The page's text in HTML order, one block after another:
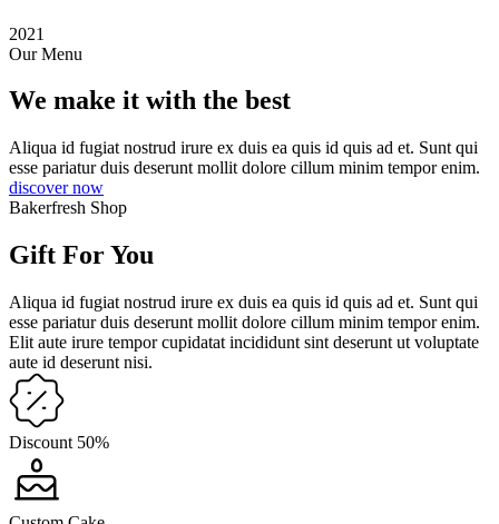
2021
Our Menu
We make it with the best
Aliqua id fugiat nostrud irure ex duis ea quis id quis ad et. Sunt qui
esse pariatur duis deserunt mollit dolore cillum minim tempor enim.
discover now
Bakerfresh Shop
Gift For You
Aliqua id fugiat nostrud irure ex duis ea quis id quis ad et. Sunt qui
esse pariatur duis deserunt mollit dolore cillum minim tempor enim.
Elit aute irure tempor cupidatat incididunt sint deserunt ut voluptate
aute id deserunt nisi.
Discount 50%